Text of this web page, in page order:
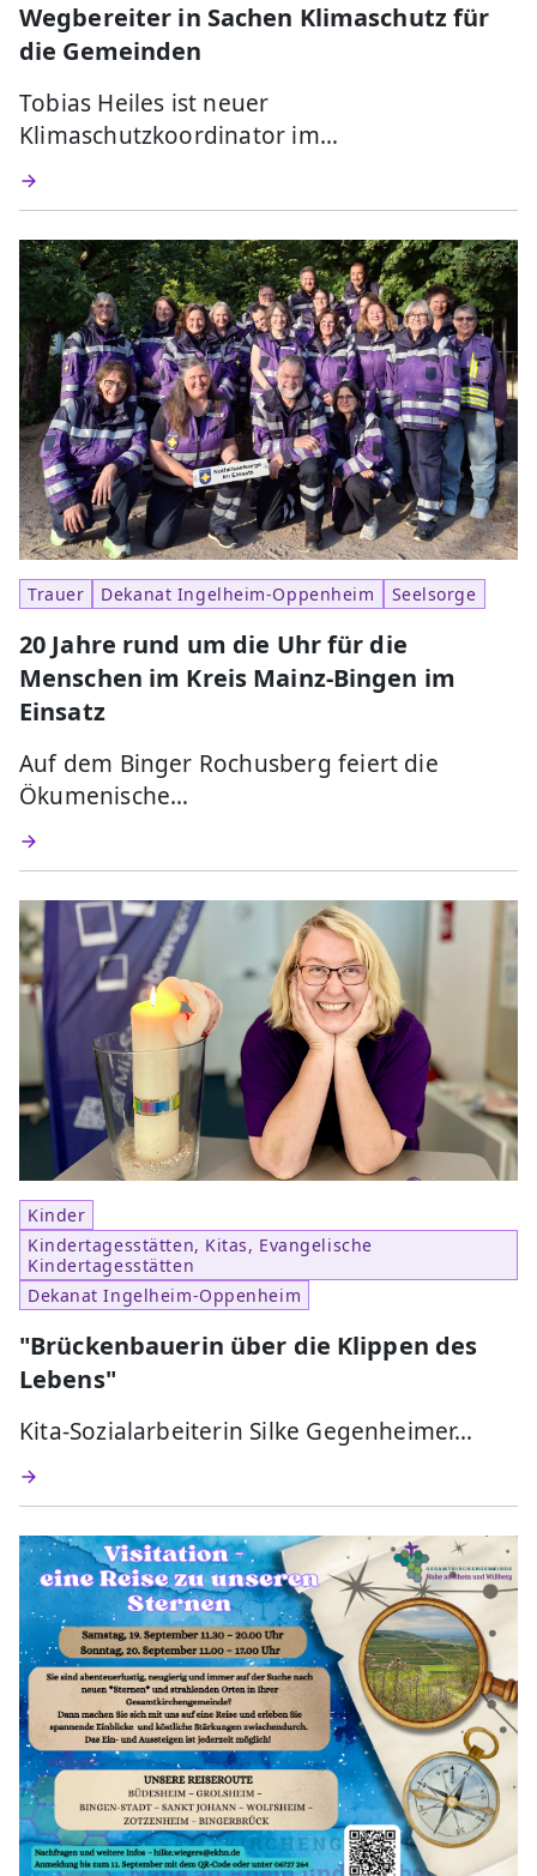
Wegbereiter in Sachen Klimaschutz für
die Gemeinden
Tobias Heiles ist neuer
Klimaschutzkoordinator im…
Trauer Dekanat Ingelheim-Oppenheim Seelsorge
20 Jahre rund um die Uhr für die
Menschen im Kreis Mainz-Bingen im
Einsatz
Auf dem Binger Rochusberg feiert die
Ökumenische…
Kinder
Kindertagesstätten, Kitas, Evangelische
Kindertagesstätten
Dekanat Ingelheim-Oppenheim
"Brückenbauerin über die Klippen des
Lebens"
Kita-Sozialarbeiterin Silke Gegenheimer…